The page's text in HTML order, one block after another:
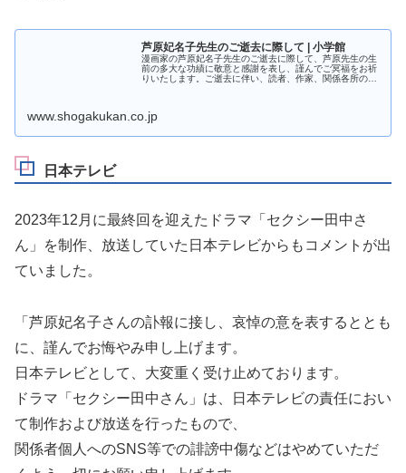
芦原妃名子先生のご逝去に際して | 小学館
漫画家の芦原妃名子先生のご逝去に際して、芦原先生の生
前の多大な功績に敬意と感謝を表し、謹んでご冥福をお祈
りいたします。ご逝去に伴い、読者、作家、関係各所の皆
www.shogakukan.co.jp
日本テレビ
2023年12月に最終回を迎えたドラマ「セクシー田中さ
ん」を制作、放送していた日本テレビからもコメントが出
ていました。
「芦原妃名子さんの訃報に接し、哀悼の意を表するととも
に、謹んでお悔やみ申し上げます。
日本テレビとして、大変重く受け止めております。
ドラマ「セクシー田中さん」は、日本テレビの責任におい
て制作および放送を行ったもので、
関係者個人へのSNS等での誹謗中傷などはやめていただ